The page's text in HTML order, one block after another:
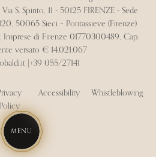
MENU
S. Spirito, 11 - 50125 FIRENZE - Sede
50065 Sieci – Pontassieve (Firenze)
Imprese di Firenze 01770300489, Cap.
versato € 14.021.067
|+39 055/27141
Policy
Accessibility Whistleblowing